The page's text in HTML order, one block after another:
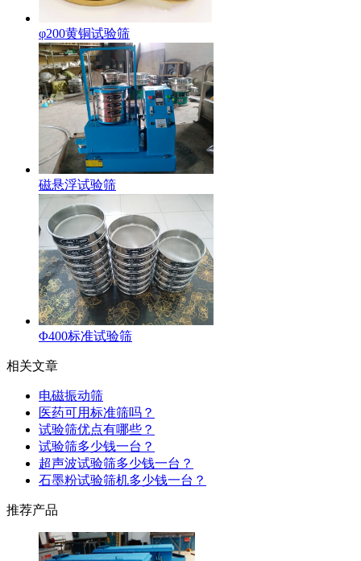
φ200黄铜试验筛
磁悬浮试验筛
Φ400标准试验筛
相关文章
电磁振动筛
医药可用标准筛吗？
试验筛优点有哪些？
试验筛多少钱一台？
超声波试验筛多少钱一台？
石墨粉试验筛机多少钱一台？
推荐产品